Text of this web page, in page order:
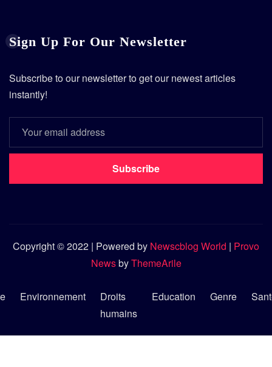
Sign Up For Our Newsletter
Subscribe to our newsletter to get our newest articles
instantly!
Subscribe
Copyright © 2022 | Powered by Newscblog World | Provo
NewsbyThemeArile
Environnement
Droits
humains
Education Genre